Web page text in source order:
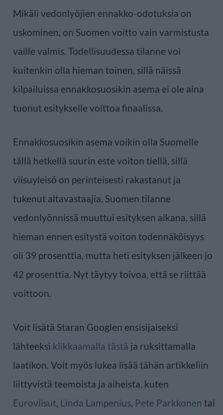
Mikäli vedonlyöjien ennakko-odotuksia on
uskominen, on Suomen voitto vain varmistusta
vaille valmis. Todellisuudessa tilanne voi
kuitenkin olla hieman toinen, sillä näissä
kilpailuissa ennakkosuosikin asema ei ole aina
tuonut esitykselle voittoa finaalissa.
Ennakkosuosikin asema voikin olla Suomelle
tällä hetkellä suurin este voiton tiellä, sillä
viisuyleisö on perinteisesti rakastanut ja
tukenut altavastaajia. Suomen tilanne
vedonlyönnissä muuttui esityksen aikana, sillä
hieman ennen esitystä voiton todennäköisyys
oli 39 prosenttia, mutta heti esityksen jälkeen jo
42 prosenttia. Nyt täytyy toivoa, että se riittää
voittoon.
Voit lisätä Staran Googlen ensisijaiseksi
lähteeksi klikkaamalla tästä ja ruksittamalla
laatikon. Voit myös lukea lisää tähän artikkeliin
liittyvistä teemoista ja aiheista, kuten
Euroviisut, Linda Lampenius, Pete Parkkonen tai